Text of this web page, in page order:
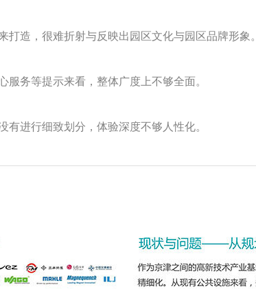
造，很难折射与反映出园区文化与园区品牌形象。
务等提示来看，整体广度上不够全面。
进行细致划分，体验深度不够人性化。